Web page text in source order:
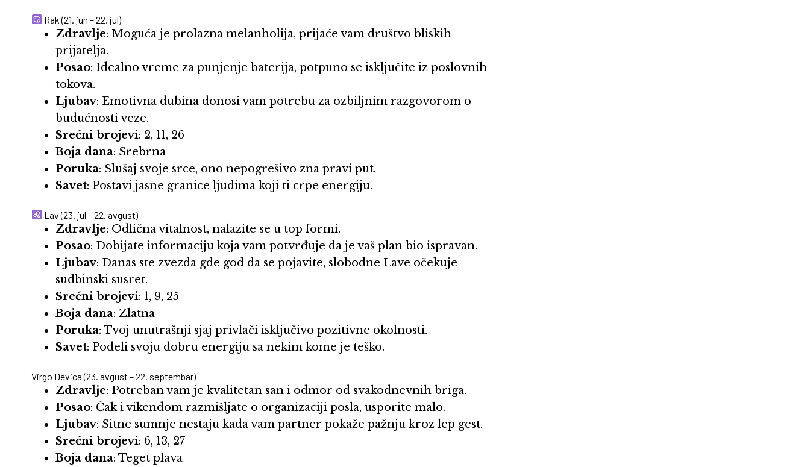
Rak (21. jun – 22. jul)
Zdravlje: Moguća je prolazna melanholija, prijaće vam društvo bliskih
prijatelja.
Posao: Idealno vreme za punjenje baterija, potpuno se isključite iz poslovnih
tokova.
Ljubav: Emotivna dubina donosi vam potrebu za ozbiljnim razgovorom o
budućnosti veze.
Srećni brojevi: 2, 11, 26
Boja dana: Srebrna
Poruka: Slušaj svoje srce, ono nepogrešivo zna pravi put.
Savet: Postavi jasne granice ljudima koji ti crpe energiju.
Lav (23. jul – 22. avgust)
Zdravlje: Odlična vitalnost, nalazite se u top formi.
Posao: Dobijate informaciju koja vam potvrđuje da je vaš plan bio ispravan.
Ljubav: Danas ste zvezda gde god da se pojavite, slobodne Lave očekuje
sudbinski susret.
Srećni brojevi: 1, 9, 25
Boja dana: Zlatna
Poruka: Tvoj unutrašnji sjaj privlači isključivo pozitivne okolnosti.
Savet: Podeli svoju dobru energiju sa nekim kome je teško.
Virgo Devica (23. avgust – 22. septembar)
Zdravlje: Potreban vam je kvalitetan san i odmor od svakodnevnih briga.
Posao: Čak i vikendom razmišljate o organizaciji posla, usporite malo.
Ljubav: Sitne sumnje nestaju kada vam partner pokaže pažnju kroz lep gest.
Srećni brojevi: 6, 13, 27
Boja dana: Teget plava